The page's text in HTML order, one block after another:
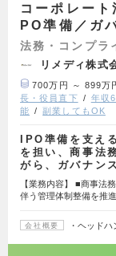
コーポレー
PO準備／ガ
法務・コンプラ
リメディ株式
700万円 ～ 899万
長・役員直下
年収
能
副業してもOK
IPO準備を支え
を担い、商事法
がら、ガバナン
【業務内容】 ■商事法
伴う管理体制整備を推
会社概要 ・ヘッド